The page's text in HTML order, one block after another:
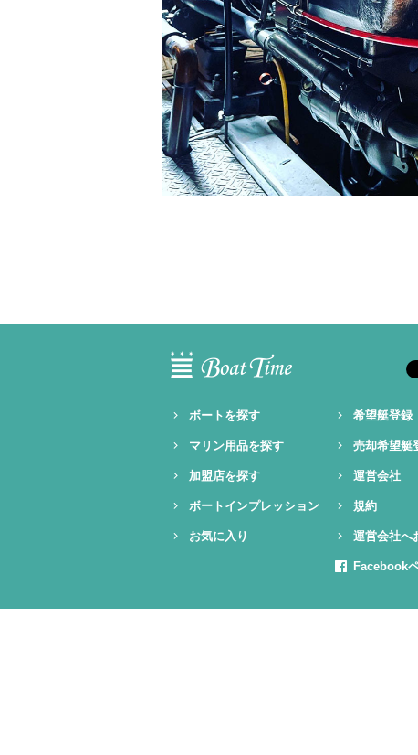
ボートを探す
マリン用品を探す
加盟店を探す
ボートインプレッション
お気に入り
希望艇登録
売却希望艇
運営会社
規約
運営会社へ
Facebook